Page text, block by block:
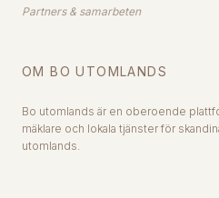
Partners & samarbeten
OM BO UTOMLANDS
Bo utomlands är en oberoende
mäklare och lokala tjänster för
utomlands.